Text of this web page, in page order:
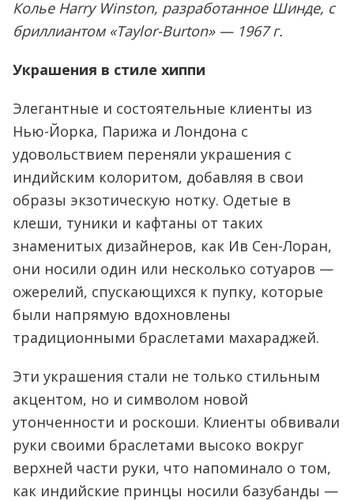
Колье Harry Winston, разработанное Шинде, с
бриллиантом «Taylor-Burton» — 1967 г.
Украшения в стиле хиппи
Элегантные и состоятельные клиенты из
Нью-Йорка, Парижа и Лондона с
удовольствием переняли украшения с
индийским колоритом, добавляя в свои
образы экзотическую нотку. Одетые в
клеши, туники и кафтаны от таких
знаменитых дизайнеров, как Ив Сен-Лоран,
они носили один или несколько сотуаров —
ожерелий, спускающихся к пупку, которые
были напрямую вдохновлены
традиционными браслетами махараджей.
Эти украшения стали не только стильным
акцентом, но и символом новой
утонченности и роскоши. Клиенты обвивали
руки своими браслетами высоко вокруг
верхней части руки, что напоминало о том,
как индийские принцы носили базубанды —